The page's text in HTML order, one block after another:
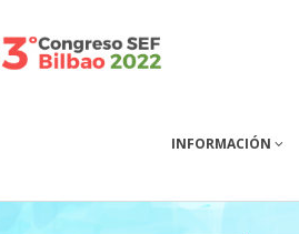
INFORMACIÓN